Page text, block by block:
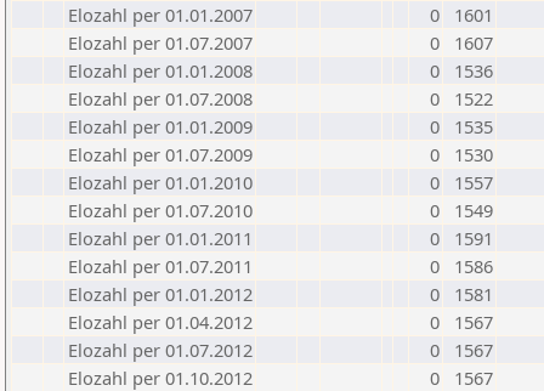
Elozahl per 01.01.2007
0
1601
Elozahl per 01.07.2007
0
1607
Elozahl per 01.01.2008
0
1536
Elozahl per 01.07.2008
0
1522
Elozahl per 01.01.2009
0
1535
Elozahl per 01.07.2009
0
1530
Elozahl per 01.01.2010
0
1557
Elozahl per 01.07.2010
0
1549
Elozahl per 01.01.2011
0
1591
Elozahl per 01.07.2011
0
1586
Elozahl per 01.01.2012
0
1581
Elozahl per 01.04.2012
0
1567
Elozahl per 01.07.2012
0
1567
Elozahl per 01.10.2012
0
1567